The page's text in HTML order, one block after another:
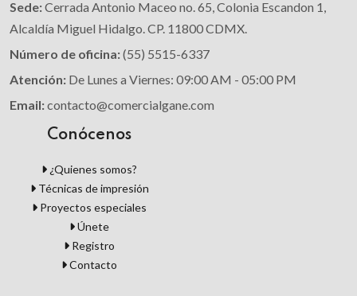
Sede:Cerrada Antonio Maceo no. 65, Colonia Escandon 1,
Alcaldía Miguel Hidalgo. CP. 11800 CDMX.
Número de oficina:(55) 5515-6337
Atención: De Lunes a Viernes: 09:00 AM - 05:00 PM
Email:contacto@comercialgane.com
Conócenos
¿Quienes somos?
Técnicas de impresión
Proyectos especiales
Únete
Registro
Contacto